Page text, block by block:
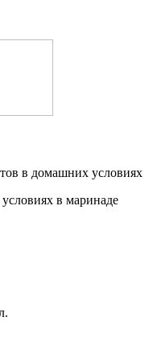
в домашних условиях